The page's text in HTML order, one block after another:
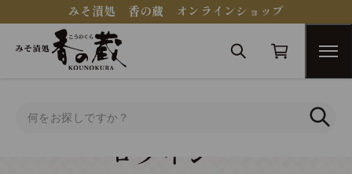
みそ漬処 香の蔵 オンラインショップ
ログイン